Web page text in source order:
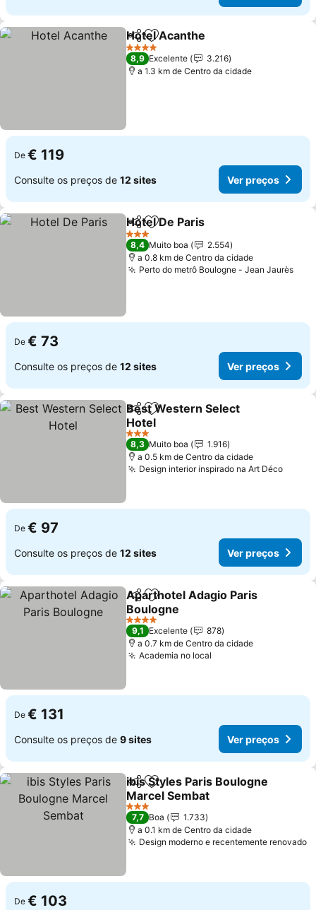
PartilharAdicionar aos favoritos
Hotel Acanthe
4 Estrelas
8,9 Excelente
3.216
a 1.3 km de Centro da cidade
De € 119
Consulte os preços de 12 sites Ver preços
PartilharAdicionar aos favoritos
Hotel De Paris
3 Estrelas
8,4 Muito boa
2.554
a 0.8 km de Centro da cidade
Perto do metrô Boulogne - Jean JaurèsVer
De € 73
Consulte os preços de 12 sites Ver preços
PartilharAdicionar aos favoritos
Best Western Select
Hotel
Ver preços
3 Estrelas
8,3 Muito boa
1.916
a 0.5 km de Centro da cidade
Design interior inspirado na Art DécoVer
De € 97
Consulte os preços de 12 sites Ver preços
PartilharAdicionar aos favoritos
Aparthotel Adagio Paris
Boulogne
Ver preços
4 Estrelas
9,1 Excelente
878
a 0.7 km de Centro da cidade
Academia no local
De € 131
Consulte os preços de 9 sites Ver preços
PartilharAdicionar aos favoritos
ibis Styles Paris Boulogne
Marcel Sembat
Ver preços
3 Estrelas
7,7 Boa
1.733
a 0.1 km de Centro da cidade
Design moderno e recentemente renovado
De € 103